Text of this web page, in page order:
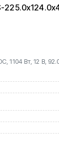
1104 Вт, 12 В,